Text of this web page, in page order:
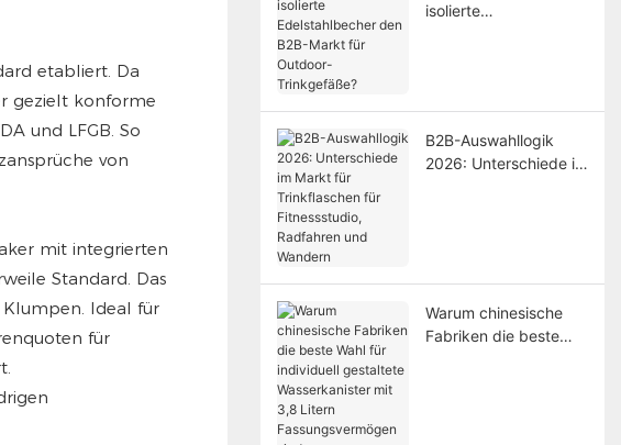
etabliert. Da
gezielt konforme
und LFGB. So
von
mit integrierten
Standard. Das
Ideal für
für
isolierte
B2B-Auswahllogik
2026: Unterschiede im
Warum chinesische
Fabriken die beste